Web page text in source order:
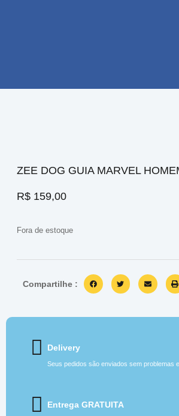
ZEE DOG GUIA MARVEL
R$ 159,00
Fora de estoque
Compartilhe :
Delivery
Seus pedidos são enviados sem problemas
Entrega GRATUITA